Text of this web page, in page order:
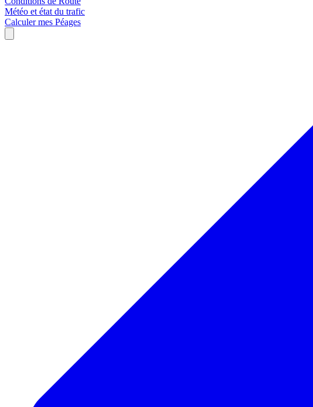
Météo et état du trafic
Calculer mes Péages